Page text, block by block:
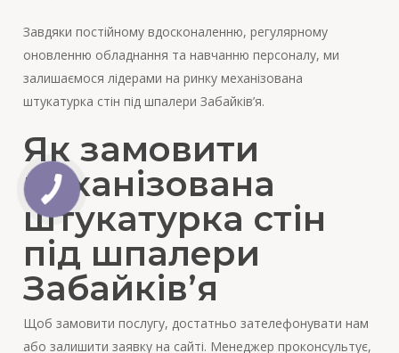
Завдяки постійному вдосконаленню, регулярному
оновленню обладнання та навчанню персоналу, ми
залишаємося лідерами на ринку механізована
штукатурка стін під шпалери Забайків’я.
Як замовити
механізована
штукатурка стін
під шпалери
Забайків’я
Щоб замовити послугу, достатньо зателефонувати нам
або залишити заявку на сайті. Менеджер проконсультує,